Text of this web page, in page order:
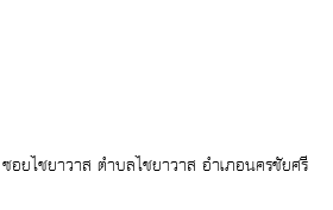
ไชยาวาส ตำบลไชยาวาส อำเภอนครชัยศรี